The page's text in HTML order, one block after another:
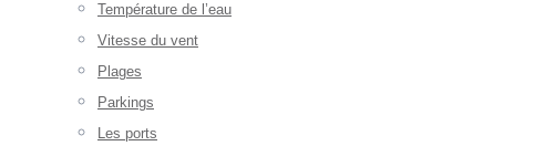
Température de l’eau
Vitesse du vent
Plages
Parkings
Les ports